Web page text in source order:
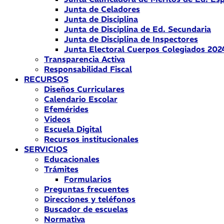
Junta de Celadores
Junta de Disciplina
Junta de Disciplina de Ed. Secundaria
Junta de Disciplina de Inspectores
Junta Electoral Cuerpos Colegiados
Transparencia Activa
Responsabilidad Fiscal
RECURSOS
Diseños Curriculares
Calendario Escolar
Efemérides
Videos
Escuela Digital
Recursos institucionales
SERVICIOS
Educacionales
Trámites
Formularios
Preguntas frecuentes
Direcciones y teléfonos
Buscador de escuelas
Normativa